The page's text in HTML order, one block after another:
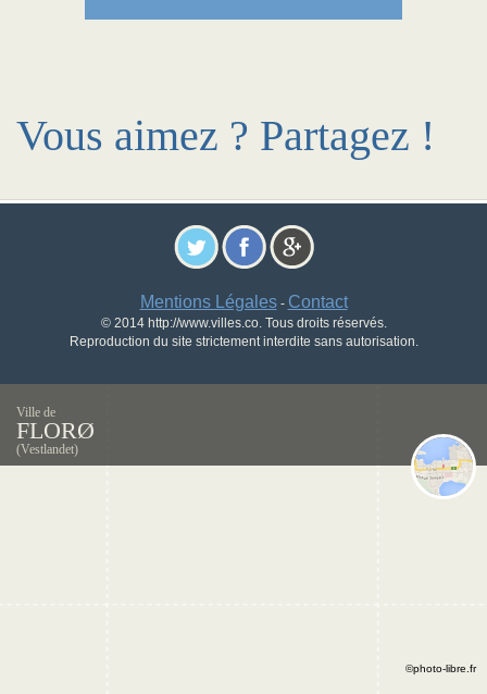
Vous aimez ? Partagez !
Mentions Légales- Contact
© 2014 http://www.villes.co. Tous droits réservés.
Reproduction du site strictement interdite sans autorisation.
Ville de
FLORØ
(Vestlandet)
©photo-libre.fr